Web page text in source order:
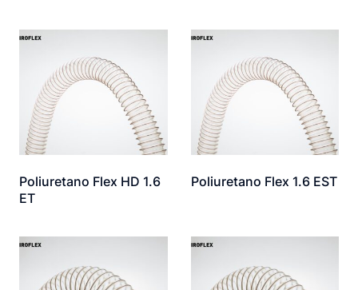
Poliuretano Flex HD 1.6
ET
Poliuretano Flex 1.6 EST